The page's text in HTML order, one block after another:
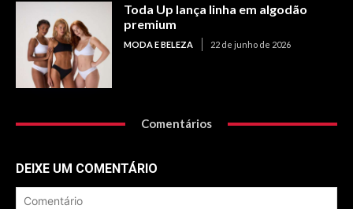
Toda Up lança linha em algodão
premium
MODA E BELEZA 22 de junho de 2026
Comentários
DEIXE UM COMENTÁRIO